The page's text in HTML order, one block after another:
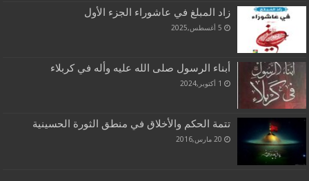
زاد المبلغ في عاشوراء الجزء الأول
5 أغسطس,2025
أبناء الرسول صلى الله عليه وأله في كربلاء
1 أكتوبر,2024
تتمة الحكم والأخلاق في منطق الثورة الحسينية
20 مارس,2016